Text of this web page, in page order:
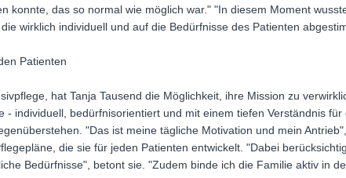
konnte, das so normal wie möglich war." "In diesem Moment
wirklich individuell und auf die Bedürfnisse des Patienten
Patienten
hat Tanja Tausend die Möglichkeit, ihre Mission zu
- individuell, bedürfnisorientiert und mit einem tiefen Verständnis
"Das ist meine tägliche Motivation und mein
die sie für jeden Patienten entwickelt. "Dabei
Bedürfnisse", betont sie. "Zudem binde ich die Familie aktiv in